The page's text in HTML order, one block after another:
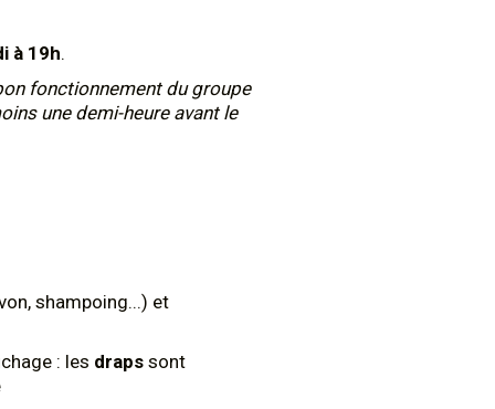
à 19h.
fonctionnement du groupe
une demi-heure avant le
shampoing...) et
: les draps sont